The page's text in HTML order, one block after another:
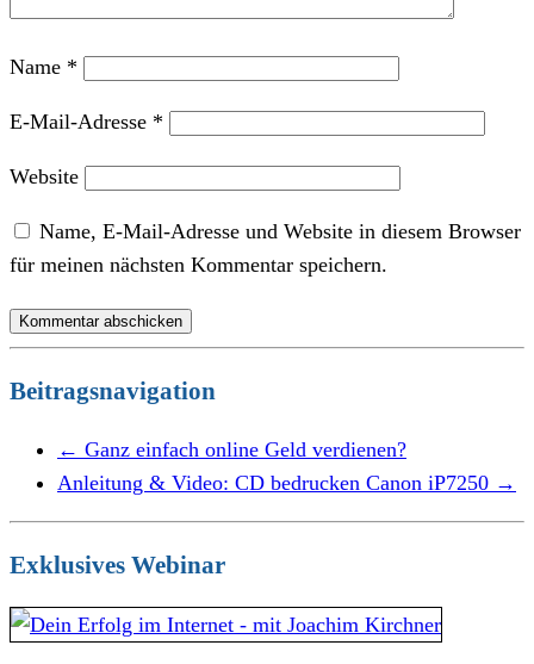
Name *
E-Mail-Adresse *
Website
Name, E-Mail-Adresse und Website in diesem Browser
für meinen nächsten Kommentar speichern.
Beitragsnavigation
← Ganz einfach online Geld verdienen?
Anleitung & Video: CD bedrucken Canon iP7250 →
Exklusives Webinar